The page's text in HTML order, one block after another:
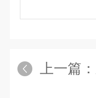
上一篇：